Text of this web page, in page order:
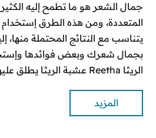
جمال الشعر هو ما تطمح إليه
المتعددة، ومن هذه الطرق إستخدام
يتناسب مع النتائج المحتملة منها،
بجمال شعرك وبعض فوائدها
الريثا Reetha عشبة الريثا يطلق عليها إسم...
المزيد